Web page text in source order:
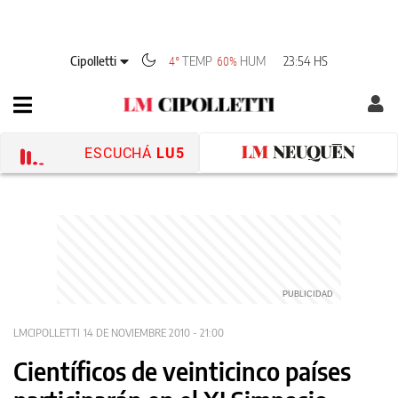
Cipolletti 4°TEMP 60% HUM 23:54 HS
ESCUCHÁ LU5
LMCIPOLLETTI 14 DE NOVIEMBRE 2010 - 21:00
Científicos de veinticinco países